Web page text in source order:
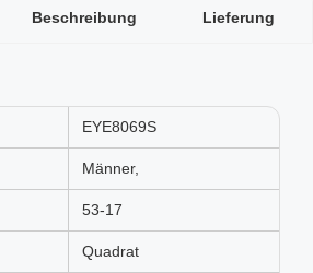
Beschreibung Lieferung
EYE8069S
Männer,
53-17
Quadrat